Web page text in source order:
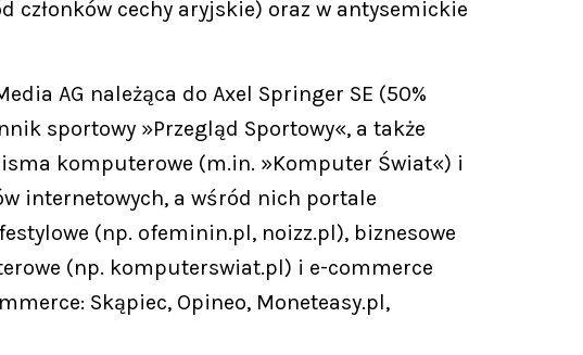
cechy aryjskie) oraz w antysemickie
AG należąca do Axel Springer SE (50%
sportowy »Przegląd Sportowy«, a także
komputerowe (m.in. »Komputer Świat«) i
internetowych, a wśród nich portale
(np. ofeminin.pl, noizz.pl), biznesowe
(np. komputerswiat.pl) i e-commerce
Skąpiec, Opineo, Moneteasy.pl,